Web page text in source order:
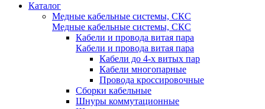
Каталог
Медные кабельные системы, СКС
Медные кабельные системы, СКС
Кабели и провода витая пара
Кабели и провода витая пара
Кабели до 4-х витых пар
Кабели многопарные
Провода кроссировочные
Сборки кабельные
Шнуры коммутационные